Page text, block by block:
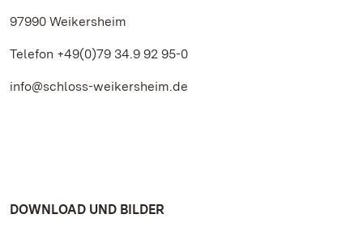
97990 Weikersheim
Telefon +49(0)79 34.9 92 95-0
info@schloss-weikersheim.de
DOWNLOAD UND BILDER